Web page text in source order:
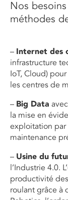
Nos
méthodes
– Internet des
infrastructure
IoT, Cloud)
les centres de
– Big Data
la mise en
exploitation par
maintenance
– Usine du
l’Industrie 4.0.
productivité
roulant grâce à